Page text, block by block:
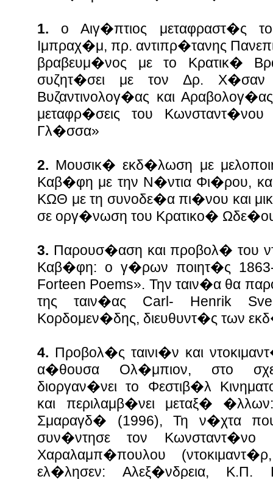
1. ο Αιγ�πτιος μεταφραστ�ς
Ιμπραχ�μ, πρ. αντιπρ�τανης
βραβευμ�νος με το Κρατικ�
συζητ�σει με τον Δρ. Χ�σαν
Βυζαντινολογ�ας και
μεταφρ�σεις του
Γλ�σσα»
2. Μουσικ� εκδ�λωση με
Καβ�φη με την Ν�ντια Φι�ρου,
ΚΩΘ με τη συνοδε�α πι�νου και
σε οργ�νωση του Κρατικο�
3. Παρουσ�αση και προβολ� του
Καβ�φη: ο γ�ρων ποιητ�ς
Forteen Poems». Την ταιν�α θα
της ταιν�ας Carl- Henrik
Κορδομεν�δης, διευθυντ�ς των
4. Προβολ�ς ταινι�ν και
α�θουσα Ολ�μπιον, στο
διοργαν�νει το Φεστιβ�λ
και περιλαμβ�νει μεταξ�
Σμαραγδ� (1996), Τη ν�χτα
συν�ντησε τον
Χαραλαμπ�πουλου
ελ�λησεν: Αλεξ�νδρεια,